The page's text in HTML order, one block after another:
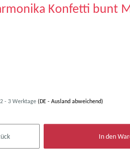
Konfetti bunt
2 - 3 Werktage (DE - Ausland abweichend)
In den